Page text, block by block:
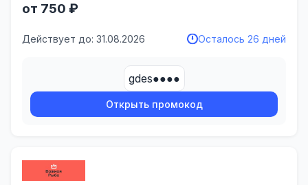
от 750 ₽
Действует до: 31.08.2026 Осталось 26 дней
gdes●●●●
Открыть промокод